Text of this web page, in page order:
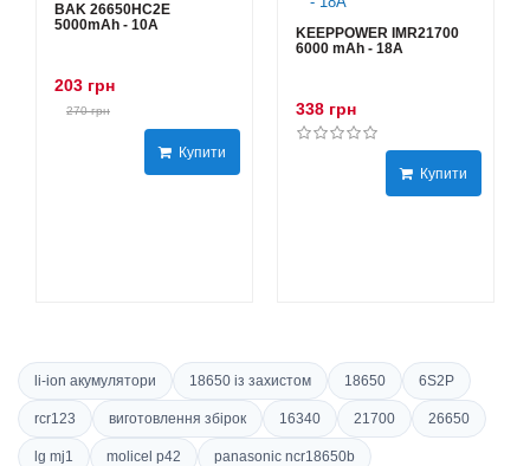
BAK 26650HC2E
5000mAh - 10А
203 грн
270 грн
Купити
KEEPPOWER IMR21700
6000 mAh - 18А
338 грн
Купити
li-ion акумулятори 18650 із захистом 18650 6S2P
rcr123 виготовлення збірок 16340 21700 26650
lg mj1 molicel p42 panasonic ncr18650b